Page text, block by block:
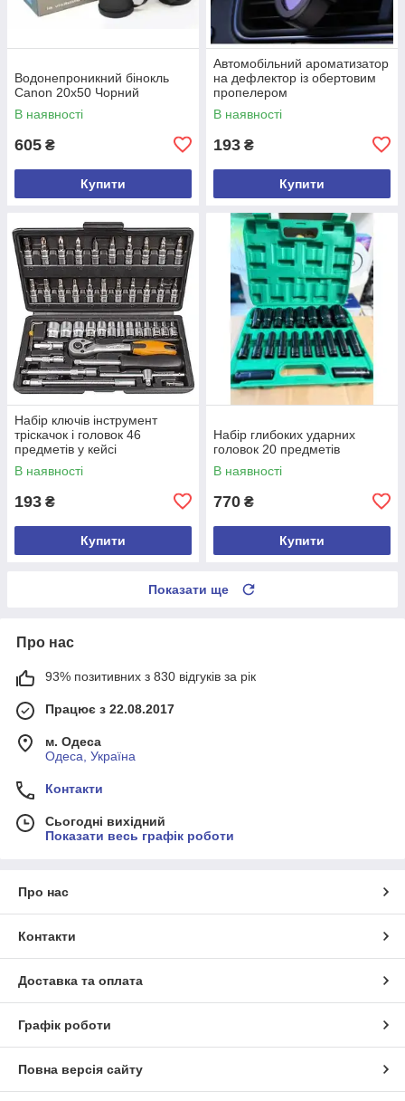
Водонепроникний бінокль
Canon 20х50 Чорний
В наявності
605 ₴
Купити
Автомобільний ароматизатор
на дефлектор із обертовим
пропелером
В наявності
193 ₴
Купити
Набір ключів інструмент
тріскачок і головок 46
предметів у кейсі
В наявності
193 ₴
Купити
Набір глибоких ударних
головок 20 предметів
В наявності
770 ₴
Купити
Показати ще
Про нас
93% позитивних з 830 відгуків за рік
Працює з 22.08.2017
м. Одеса
Одеса, Україна
Контакти
Сьогодні вихідний
Показати весь графік роботи
Про нас
Контакти
Доставка та оплата
Графік роботи
Повна версія сайту